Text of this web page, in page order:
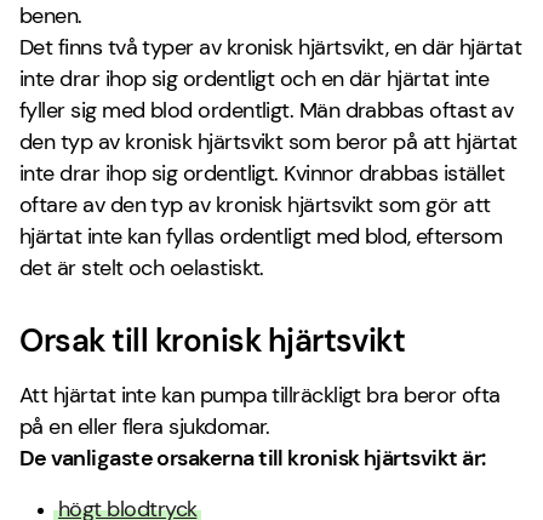
benen.
Det finns två typer av kronisk hjärtsvikt, en där hjärtat
inte drar ihop sig ordentligt och en där hjärtat inte
fyller sig med blod ordentligt. Män drabbas oftast av
den typ av kronisk hjärtsvikt som beror på att hjärtat
inte drar ihop sig ordentligt. Kvinnor drabbas istället
oftare av den typ av kronisk hjärtsvikt som gör att
hjärtat inte kan fyllas ordentligt med blod, eftersom
det är stelt och oelastiskt.
Orsak till kronisk hjärtsvikt
Att hjärtat inte kan pumpa tillräckligt bra beror ofta
på en eller flera sjukdomar.
De vanligaste orsakerna till kronisk hjärtsvikt är:
högt blodtryck